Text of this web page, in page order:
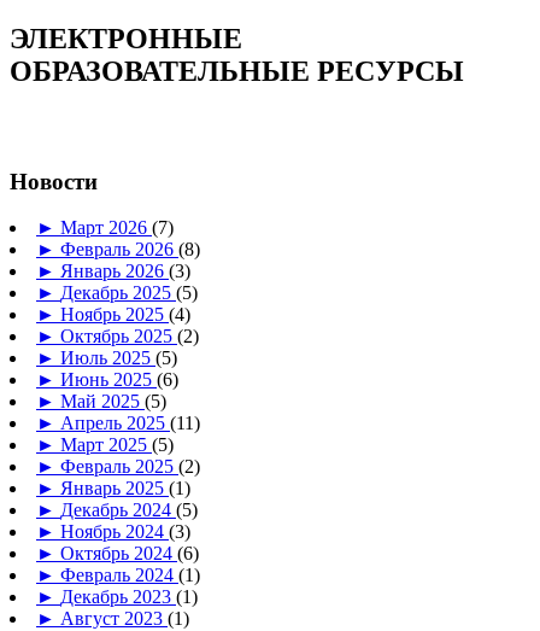
ЭЛЕКТРОННЫЕ
ОБРАЗОВАТЕЛЬНЫЕ РЕСУРСЫ
Новости
► Март 2026 (7)
► Февраль 2026 (8)
► Январь 2026 (3)
► Декабрь 2025 (5)
► Ноябрь 2025 (4)
► Октябрь 2025 (2)
► Июль 2025 (5)
► Июнь 2025 (6)
► Май 2025 (5)
► Апрель 2025 (11)
► Март 2025 (5)
► Февраль 2025 (2)
► Январь 2025 (1)
► Декабрь 2024 (5)
► Ноябрь 2024 (3)
► Октябрь 2024 (6)
► Февраль 2024 (1)
► Декабрь 2023 (1)
► Август 2023 (1)